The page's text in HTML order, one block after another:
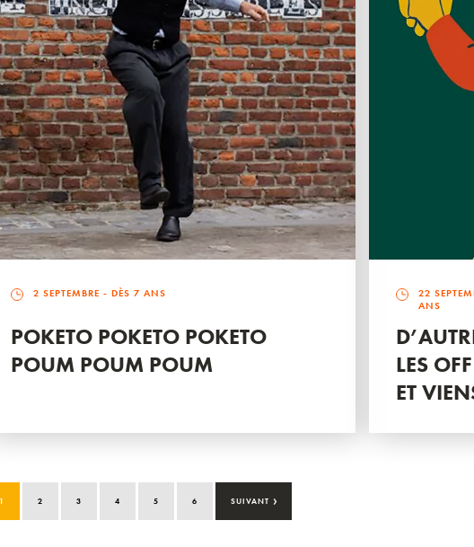
2 SEPTEMBRE - DÈS 7 ANS
POKETO POKETO POKETO
POUM POUM POUM
22
ANS
LES
ET
1 2 3 4 5 6 SUIVANT ›